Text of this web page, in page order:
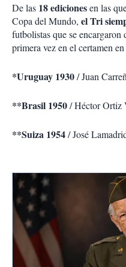
De las 18 edicionesen las
Copa del Mundo, el Tri
futbolistas que se
primera vez en el certamen
*Uruguay 1930/ Juan
**Brasil 1950/ Héctor Ortiz
**Suiza 1954/ José